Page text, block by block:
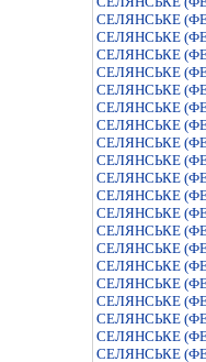
СЕЛЯНСЬКЕ
СЕЛЯНСЬКЕ
СЕЛЯНСЬКЕ
СЕЛЯНСЬКЕ
СЕЛЯНСЬКЕ
СЕЛЯНСЬКЕ
СЕЛЯНСЬКЕ
СЕЛЯНСЬКЕ
СЕЛЯНСЬКЕ
СЕЛЯНСЬКЕ
СЕЛЯНСЬКЕ
СЕЛЯНСЬКЕ
СЕЛЯНСЬКЕ
СЕЛЯНСЬКЕ
СЕЛЯНСЬКЕ
СЕЛЯНСЬКЕ
СЕЛЯНСЬКЕ
СЕЛЯНСЬКЕ
СЕЛЯНСЬКЕ
СЕЛЯНСЬКЕ